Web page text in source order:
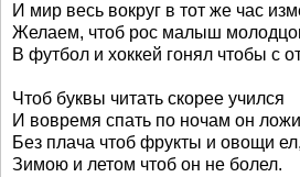
И мир весь вокруг в тот же час
Желаем, чтоб рос малыш
В футбол и хоккей гонял чтобы с
Чтоб буквы читать скорее учился
И вовремя спать по ночам он
Без плача чтоб фрукты и овощи ел,
Зимою и летом чтоб он не болел.